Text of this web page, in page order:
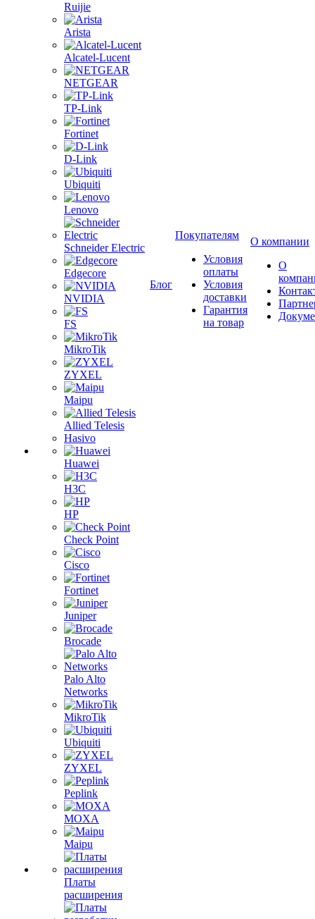
Ruijie
Arista
Alcatel-Lucent
NETGEAR
TP-Link
Fortinet
D-Link
Ubiquiti
Lenovo
Schneider Electric
Edgecore
NVIDIA
FS
MikroTik
ZYXEL
Maipu
Allied Telesis
Hasivo
Huawei
H3C
HP
Check Point
Cisco
Fortinet
Juniper
Brocade
Palo Alto
Networks
MikroTik
Ubiquiti
ZYXEL
Peplink
MOXA
Maipu
Платы
расширения
Блог
Покупателям
Условия
оплаты
Условия
доставки
Гарантия
на товар
О компании
О